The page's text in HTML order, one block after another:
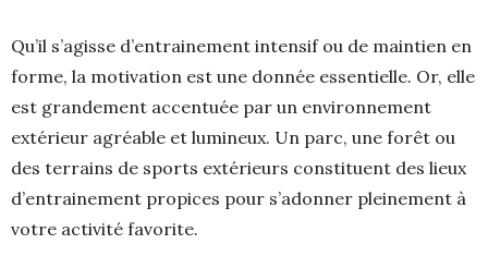
Qu’il s’agisse d’entrainement intensif ou de maintien en
forme, la motivation est une donnée essentielle. Or, elle
est grandement accentuée par un environnement
extérieur agréable et lumineux. Un parc, une forêt ou
des terrains de sports extérieurs constituent des lieux
d’entrainement propices pour s’adonner pleinement à
votre activité favorite.